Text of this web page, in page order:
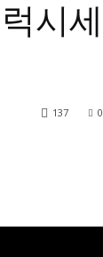
시세
0
137